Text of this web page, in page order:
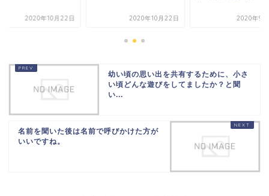
2020年10月22日 2020年10月22日 2020年9
幼い頃の思い出を共有するために、小さ
い頃どんな遊びをしてましたか？と聞
い...
名前を聞いた後は名前で呼びかけた方が
いいですね。